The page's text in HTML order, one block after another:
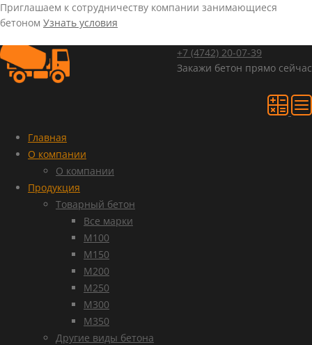
Приглашаем к сотрудничеству компании занимающиеся
бетоном Узнать условия
+7 (4742) 20-07-39
Закажи бетон прямо сейчас
Главная
О компании
О компании
Продукция
Товарный бетон
Все марки
М100
М150
М200
М250
М300
М350
Другие виды бетона